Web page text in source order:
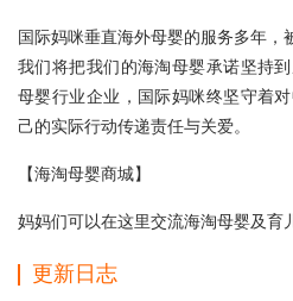
国际妈咪垂直海外母婴的服务多年，
我们将把我们的海淘母婴承诺坚持
母婴行业企业，国际妈咪终坚守着
己的实际行动传递责任与关爱。
【海淘母婴商城】
妈妈们可以在这里交流海淘母婴及育
更新日志